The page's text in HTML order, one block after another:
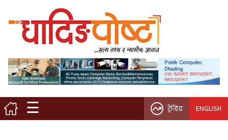
☰
मुख्य पृष्ठ
स्थानीय समाचार
विचार / ब्लग
नगर/गाउँ पालिका
ट्रेन्डिङ ENGLISH